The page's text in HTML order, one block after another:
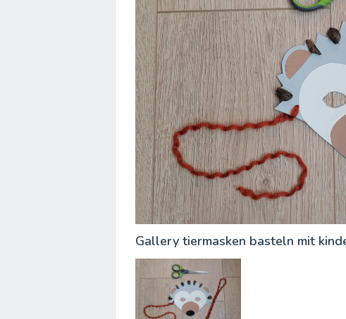
Gallery tiermasken basteln mit